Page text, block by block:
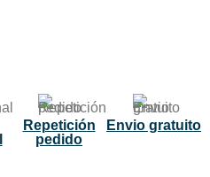
Envio gratuito
Repetición
pedido